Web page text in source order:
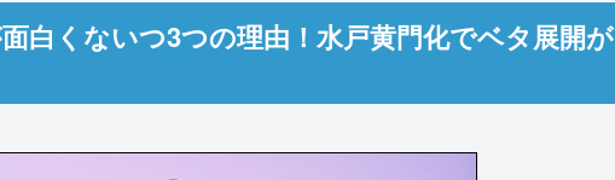
白くないつ3つの理由！水戸黄門化でベタ展開が